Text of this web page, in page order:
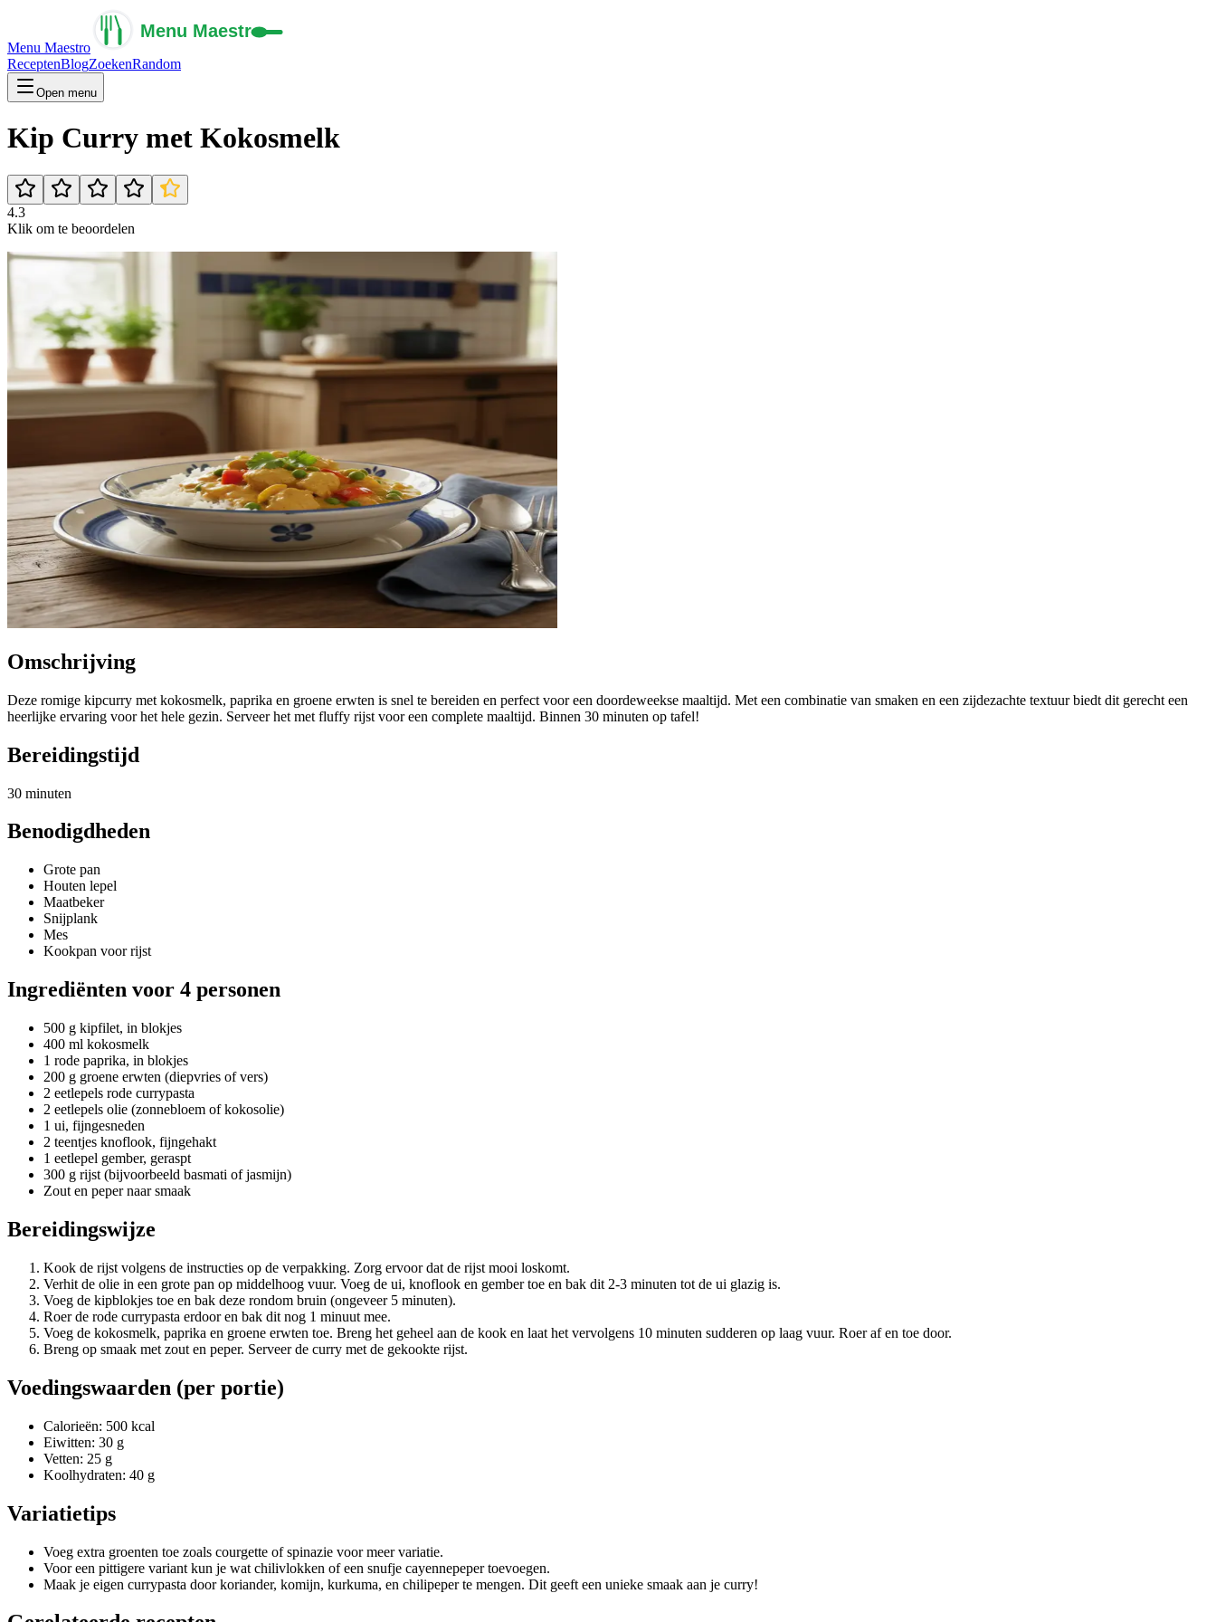
Menu Maestro
ReceptenBlogZoekenRandom
Open menu
Kip Curry met Kokosmelk
4.3
Klik om te beoordelen
Omschrijving
Deze romige kipcurry met kokosmelk, paprika en groene erwten is snel te bereiden en perfect voor een doordeweekse maaltijd. Met een combinatie van smaken en een zijdezachte textuur biedt dit gerecht een
heerlijke ervaring voor het hele gezin. Serveer het met fluffy rijst voor een complete maaltijd. Binnen 30 minuten op tafel!
Bereidingstijd
30 minuten
Benodigdheden
Grote pan
Houten lepel
Maatbeker
Snijplank
Mes
Kookpan voor rijst
Ingrediënten voor 4 personen
500 g kipfilet, in blokjes
400 ml kokosmelk
1 rode paprika, in blokjes
200 g groene erwten (diepvries of vers)
2 eetlepels rode currypasta
2 eetlepels olie (zonnebloem of kokosolie)
1 ui, fijngesneden
2 teentjes knoflook, fijngehakt
1 eetlepel gember, geraspt
300 g rijst (bijvoorbeeld basmati of jasmijn)
Zout en peper naar smaak
Bereidingswijze
Kook de rijst volgens de instructies op de verpakking. Zorg ervoor dat de rijst mooi loskomt.
Verhit de olie in een grote pan op middelhoog vuur. Voeg de ui, knoflook en gember toe en bak dit 2-3 minuten tot de ui glazig is.
Voeg de kipblokjes toe en bak deze rondom bruin (ongeveer 5 minuten).
Roer de rode currypasta erdoor en bak dit nog 1 minuut mee.
Voeg de kokosmelk, paprika en groene erwten toe. Breng het geheel aan de kook en laat het vervolgens 10 minuten sudderen op laag vuur. Roer af en toe door.
Breng op smaak met zout en peper. Serveer de curry met de gekookte rijst.
Voedingswaarden (per portie)
Calorieën: 500 kcal
Eiwitten: 30 g
Vetten: 25 g
Koolhydraten: 40 g
Variatietips
Voeg extra groenten toe zoals courgette of spinazie voor meer variatie.
Voor een pittigere variant kun je wat chilivlokken of een snufje cayennepeper toevoegen.
Maak je eigen currypasta door koriander, komijn, kurkuma, en chilipeper te mengen. Dit geeft een unieke smaak aan je curry!